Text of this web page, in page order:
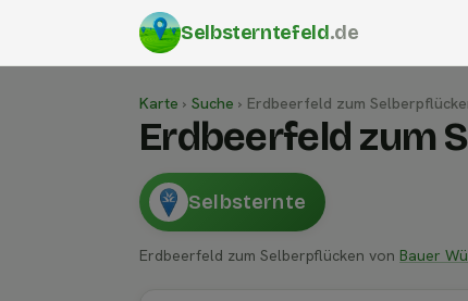
Selbsterntefeld.de
Karte › Suche › Erdbeerfeld zum
Erdbeerfeld zum
Selbsternte
Erdbeerfeld zum Selberpflücken von Bauer